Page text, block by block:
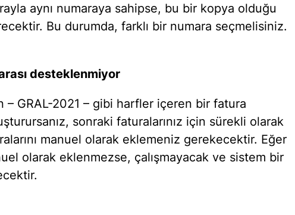
aynı numaraya sahipse, bu bir kopya olduğu
Bu durumda, farklı bir numara seçmelisiniz.
desteklenmiyor
– GRAL-2021 – gibi harfler içeren bir fatura
sonraki faturalarınız için sürekli olarak
manuel olarak eklemeniz gerekecektir. Eğer
olarak eklenmezse, çalışmayacak ve sistem bir